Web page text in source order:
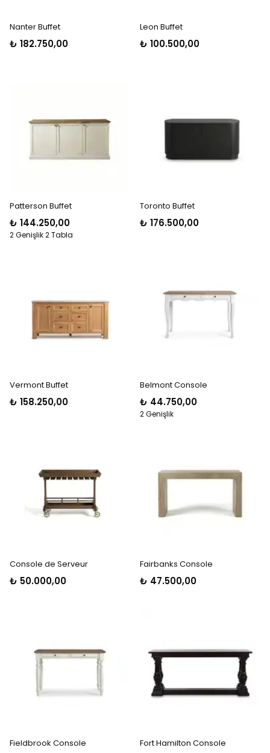
Nanter Buffet
₺ 182.750,00
Leon Buffet
₺ 100.500,00
Patterson Buffet
₺ 144.250,00
2 Genişlik 2 Tabla
Toronto Buffet
₺ 176.500,00
Vermont Buffet
₺ 158.250,00
Belmont Console
₺ 44.750,00
2 Genişlik
Console de Serveur
₺ 50.000,00
Fairbanks Console
₺ 47.500,00
Fieldbrook Console Fort Hamilton Console